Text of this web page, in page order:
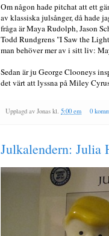
Om någon hade pitchat att ett
av klassiska julsånger, då hade
fråga är Maya Rudolph, Jason
Todd Rundgrens "I Saw the
man behöver mer av i sitt liv:
Sedan är ju George Clooneys
det värt att lyssna på Miley
Upplagd av Jonas kl. 5:00 em 0
Julkalendern: Julia